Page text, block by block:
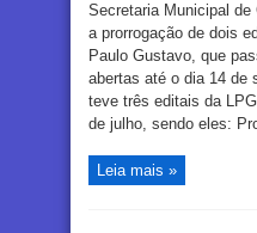
Secretaria Municipal
a prorrogação de dois
Paulo Gustavo, que
abertas até o dia 14 de
teve três editais da
de julho, sendo eles:
Leia mais »